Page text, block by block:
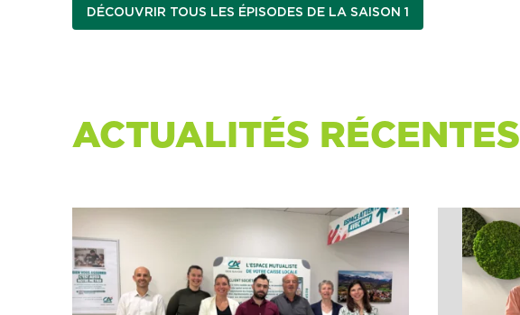
DÉCOUVRIR TOUS LES ÉPISODES DE LA SAISON 1
ACTUALITÉS RÉCENTES